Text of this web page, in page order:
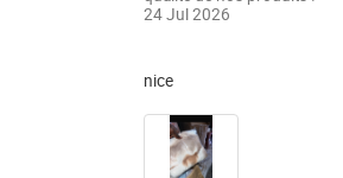
24 Jul 2026
nice